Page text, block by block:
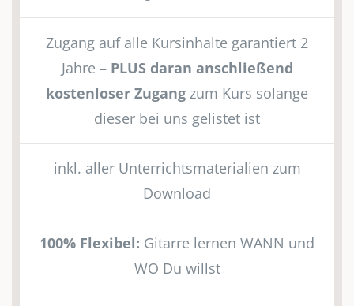
Zugang auf alle Kursinhalte garantiert 2
Jahre – PLUS daran anschließend
kostenloser Zugang zum Kurs solange
dieser bei uns gelistet ist
inkl. aller Unterrichtsmaterialien zum
Download
100% Flexibel: Gitarre lernen WANN und
WO Du willst